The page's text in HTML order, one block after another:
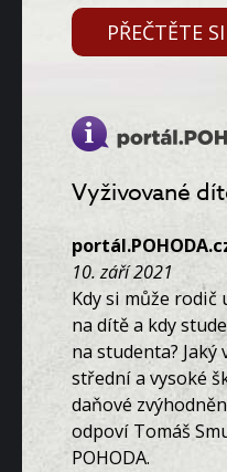
PŘEČTĚTE
Vyživované
10. září 2021
Kdy si může
na dítě a kdy
na studenta?
střední a vysoké
daňové
odpoví Tomáš
POHODA.